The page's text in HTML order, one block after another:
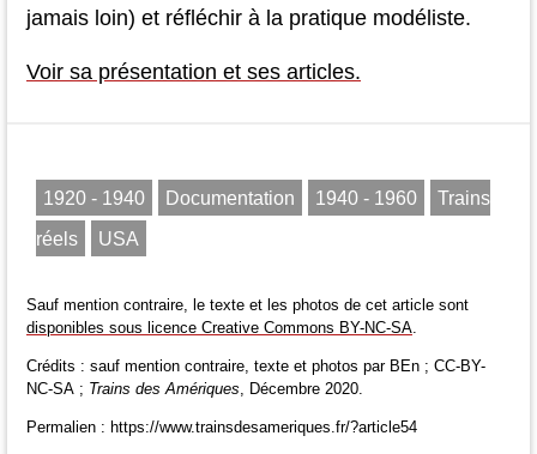
jamais loin) et réfléchir à la pratique modéliste.
Voir sa présentation et ses articles.
1920 - 1940 Documentation 1940 - 1960
Trains
réels
USA
Sauf mention contraire, le texte et les photos de cet article sont
disponibles sous licence Creative Commons BY-NC-SA.
Crédits : sauf mention contraire, texte et photos par BEn ; CC-BY-
NC-SA ; Trains des Amériques, Décembre 2020.
Permalien : https://www.trainsdesameriques.fr/?article54